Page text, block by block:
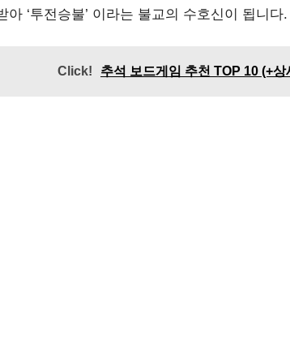
아 ‘투전승불’ 이라는 불교의 수호신이 됩니다.
Click! 추석 보드게임 추천 TOP 10 (+